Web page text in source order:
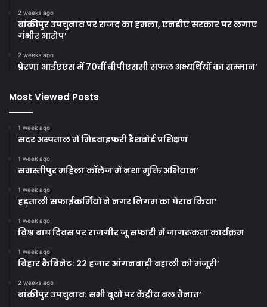
2 weeks ago
बांकीपुर उपचुनाव पर राजद का हमला, एनडीए सरकार पर लगाए
गंभीर आरोप’
2 weeks ago
प्रेरणा आईएएस में 70वीं बीपीएससी सफल अभ्यर्थियों का सम्मान’
Most Viewed Posts
1 week ago
सदर अस्पताल में मिडवाइफरी डैशबोर्ड प्रशिक्षण
1 week ago
समस्तीपुर महिला कॉलेज में नशा मुक्ति अभियान’
1 week ago
हड़ताली सफाईकर्मियों ने नगर निगम का घेराव किया’
1 week ago
विश्व बाघ दिवस पर राजगीर जू सफारी में जागरूकता कार्यक्रम
1 week ago
बिहार कैबिनेट: 22 हजार आंगनबाड़ी बहाली को मंजूरी’
2 weeks ago
बांकीपुर उपचुनाव: सभी बूथों पर केंद्रीय बल तैनात’